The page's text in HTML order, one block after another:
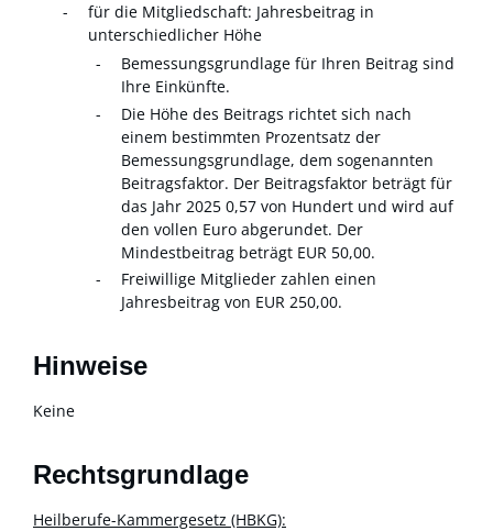
für die Mitgliedschaft: Jahresbeitrag in
unterschiedlicher Höhe
Bemessungsgrundlage für Ihren Beitrag sind
Ihre Einkünfte.
Die Höhe des Beitrags richtet sich nach
einem bestimmten Prozentsatz der
Bemessungsgrundlage, dem sogenannten
Beitragsfaktor. Der Beitragsfaktor beträgt für
das Jahr 2025 0,57 von Hundert und wird auf
den vollen Euro abgerundet. Der
Mindestbeitrag beträgt EUR 50,00.
Freiwillige Mitglieder zahlen einen
Jahresbeitrag von EUR 250,00.
Hinweise
Keine
Rechtsgrundlage
Heilberufe-Kammergesetz (HBKG):